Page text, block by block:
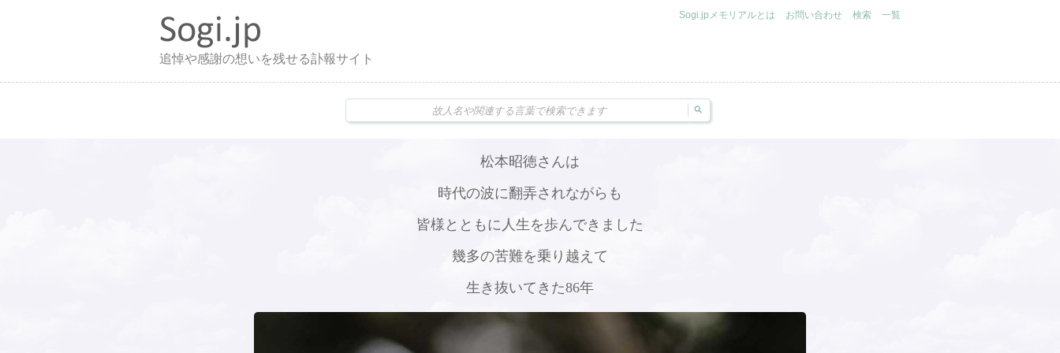
追悼や感謝の想いを残せる訃報サイト
Sogi.jpメモリアルとは お問い合わせ 検索 一覧
松本昭徳さんは
時代の波に翻弄されながらも
皆様とともに人生を歩んできました
幾多の苦難を乗り越えて
生き抜いてきた86年